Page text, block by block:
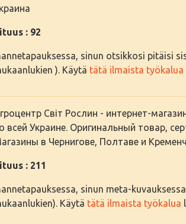
: 92
sinun otsikkosi pitäisi
). Käytä tätä ilmaista työkalua
Світ Рослин - интернет-
всей Украине. Оригинальный товар,
в Чернигове, Полтаве и
: 211
sinun meta-
Käytä tätä ilmaista työkalua